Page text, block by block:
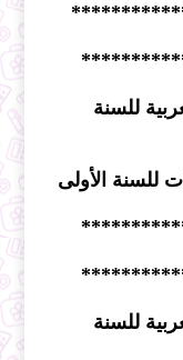
للسنة
للسنة الأولى
للسنة